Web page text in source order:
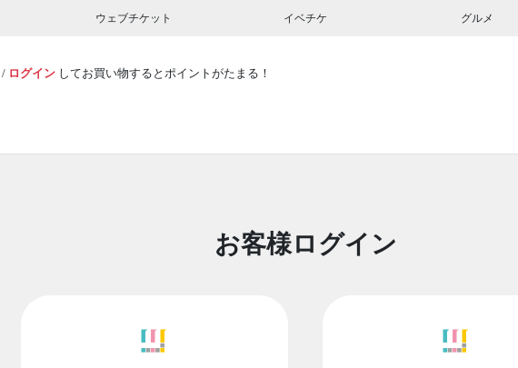
ウェブチケット イベチケ グルメ
/ ログイン してお買い物するとポイントがたまる！
お客様ログイン